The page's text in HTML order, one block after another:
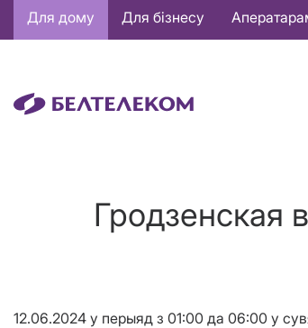
Основная
навигация
Для дому Для бізнесу
Гродзенская
12.06.2024 у перыяд з 01:00 да 06:00 у